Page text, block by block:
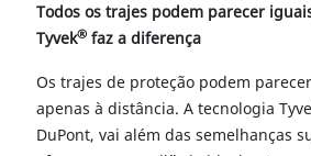
Todos os trajes podem parecer
Tyvek® faz a diferença
Os trajes de proteção podem
apenas à distância. A tecnologia
DuPont, vai além das semelhanças